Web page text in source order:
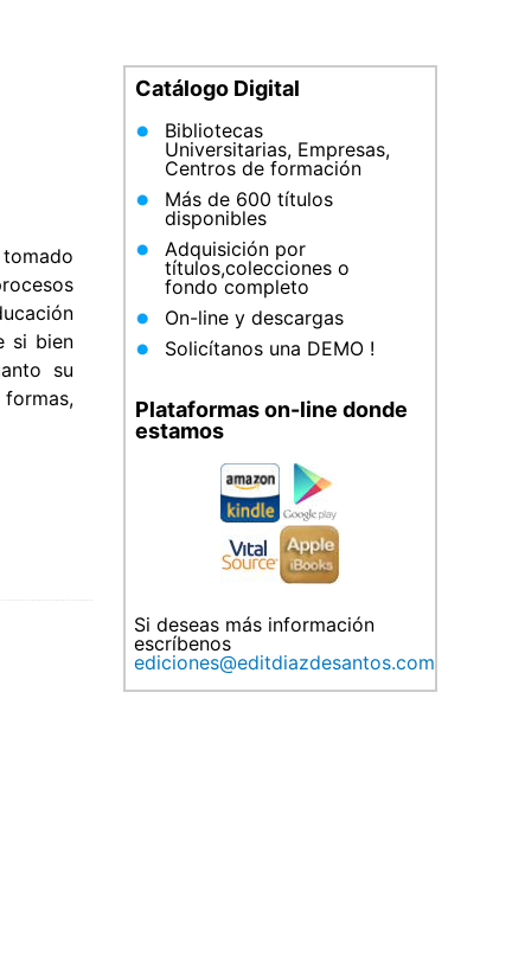
si bien
su
Catálogo Digital
Bibliotecas
Universitarias, Empresas,
Centros de formación
Más de 600 títulos
disponibles
Adquisición por
títulos,colecciones o
fondo completo
On-line y descargas
Solicítanos una DEMO !
Plataformas on-line donde
estamos
Si deseas más información
escríbenos
ediciones@editdiazdesantos.com